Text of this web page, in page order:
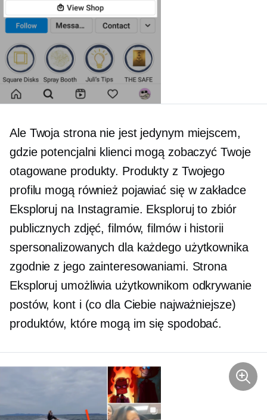
Ale Twoja strona nie jest jedynym miejscem,
gdzie potencjalni klienci mogą zobaczyć Twoje
otagowane produkty. Produkty z Twojego
profilu mogą również pojawiać się w zakładce
Eksploruj na Instagramie. Eksploruj to zbiór
publicznych zdjęć, filmów, filmów i historii
spersonalizowanych dla każdego użytkownika
zgodnie z jego zainteresowaniami. Strona
Eksploruj umożliwia użytkownikom odkrywanie
postów, kont i (co dla Ciebie najważniejsze)
produktów, które mogą im się spodobać.